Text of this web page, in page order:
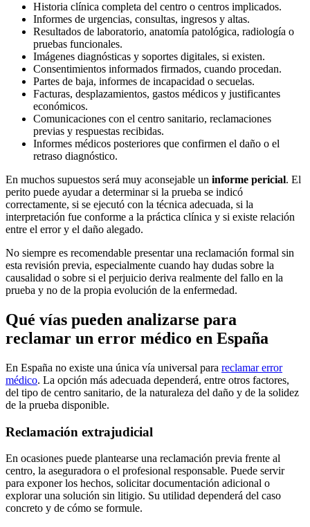
Historia clínica completa del centro o centros implicados.
Informes de urgencias, consultas, ingresos y altas.
Resultados de laboratorio, anatomía patológica, radiología o
pruebas funcionales.
Imágenes diagnósticas y soportes digitales, si existen.
Consentimientos informados firmados, cuando procedan.
Partes de baja, informes de incapacidad o secuelas.
Facturas, desplazamientos, gastos médicos y justificantes
económicos.
Comunicaciones con el centro sanitario, reclamaciones
previas y respuestas recibidas.
Informes médicos posteriores que confirmen el daño o el
retraso diagnóstico.
En muchos supuestos será muy aconsejable un informe pericial. El
perito puede ayudar a determinar si la prueba se indicó
correctamente, si se ejecutó con la técnica adecuada, si la
interpretación fue conforme a la práctica clínica y si existe relación
entre el error y el daño alegado.
No siempre es recomendable presentar una reclamación formal sin
esta revisión previa, especialmente cuando hay dudas sobre la
causalidad o sobre si el perjuicio deriva realmente del fallo en la
prueba y no de la propia evolución de la enfermedad.
Qué vías pueden analizarse para
reclamar un error médico en España
En España no existe una única vía universal para reclamar error
médico. La opción más adecuada dependerá, entre otros factores,
del tipo de centro sanitario, de la naturaleza del daño y de la solidez
de la prueba disponible.
Reclamación extrajudicial
En ocasiones puede plantearse una reclamación previa frente al
centro, la aseguradora o el profesional responsable. Puede servir
para exponer los hechos, solicitar documentación adicional o
explorar una solución sin litigio. Su utilidad dependerá del caso
concreto y de cómo se formule.